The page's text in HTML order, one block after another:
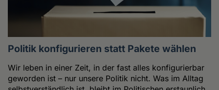
Politik konfigurieren statt Pakete wählen
Wir leben in einer Zeit, in der fast alles konfigurierbar
geworden ist – nur unsere Politik nicht. Was im Alltag